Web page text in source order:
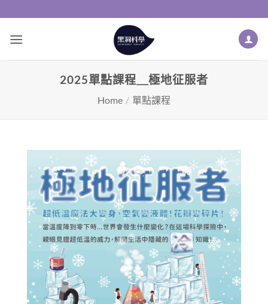
2025單點課程＿極地征服者
Home / 單點課程